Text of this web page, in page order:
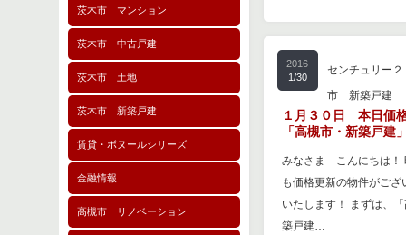
茨木市 マンション
茨木市 中古戸建
茨木市 土地
茨木市 新築戸建
賃貸・ボヌールシリーズ
金融情報
高槻市 リノベーション
2016
1/30
センチュリー
市 新築戸建
１月３０日 本日価
「高槻市・新築戸建
みなさま こんにちは！
も価格更新の物件がご
いたします！ まずは、
築戸建…